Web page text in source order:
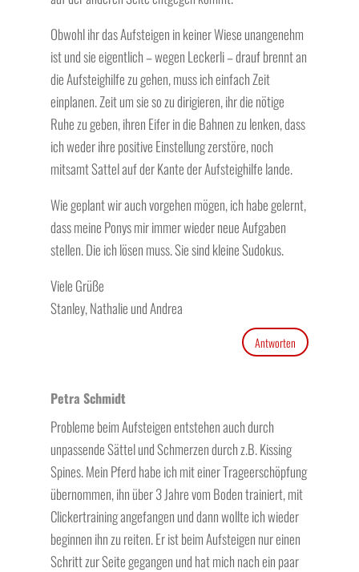
Obwohl ihr das Aufsteigen in keiner Wiese unangenehm
ist und sie eigentlich – wegen Leckerli – drauf brennt an
die Aufsteighilfe zu gehen, muss ich einfach Zeit
einplanen. Zeit um sie so zu dirigieren, ihr die nötige
Ruhe zu geben, ihren Eifer in die Bahnen zu lenken, dass
ich weder ihre positive Einstellung zerstöre, noch
mitsamt Sattel auf der Kante der Aufsteighilfe lande.
Wie geplant wir auch vorgehen mögen, ich habe gelernt,
dass meine Ponys mir immer wieder neue Aufgaben
stellen. Die ich lösen muss. Sie sind kleine Sudokus.
Viele Grüße
Stanley, Nathalie und Andrea
Antworten
Petra Schmidt
Probleme beim Aufsteigen entstehen auch durch
unpassende Sättel und Schmerzen durch z.B. Kissing
Spines. Mein Pferd habe ich mit einer Trageerschöpfung
übernommen, ihn über 3 Jahre vom Boden trainiert, mit
Clickertraining angefangen und dann wollte ich wieder
beginnen ihn zu reiten. Er ist beim Aufsteigen nur einen
Schritt zur Seite gegangen und hat mich nach ein paar